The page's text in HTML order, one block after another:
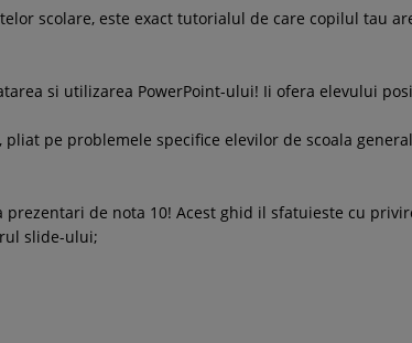
scolare, este exact tutorialul de care copilul tau
si utilizarea PowerPoint-ului! Ii ofera elevului
pe problemele specifice elevilor de scoala
de nota 10! Acest ghid il sfatuieste cu
slide-ului;